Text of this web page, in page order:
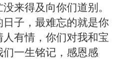
来得及向你们道别。
日子，最难忘的就是你
有情，你们对我和宝
们一生铭记，感恩感